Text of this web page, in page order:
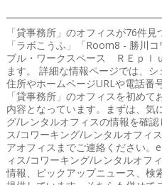
「貸事務所」のオフィスが76件見
「ラボこうふ」「Room8 - 勝川
ブル・ワークスペース ＲＥｐｌ
ます。 詳細な情報ページでは、
住所やホームページURLや電話番
「貸事務所」のオフィスを初め
内容となっています。まずは、気
グ/レンタルオフィスの情報を確
ス/コワーキング/レンタルオフィ
アオフィスまでご連絡ください。
ィス/コワーキング/レンタルオフ
情報、ピックアップニュース、検